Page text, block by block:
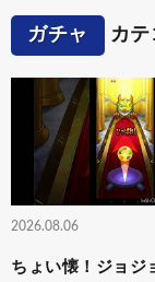
ガチャ カ
2026.08.06
ちょい懐！ジョジ